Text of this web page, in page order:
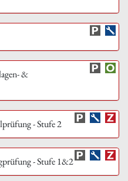
&
- Stufe 2
- Stufe 1&2